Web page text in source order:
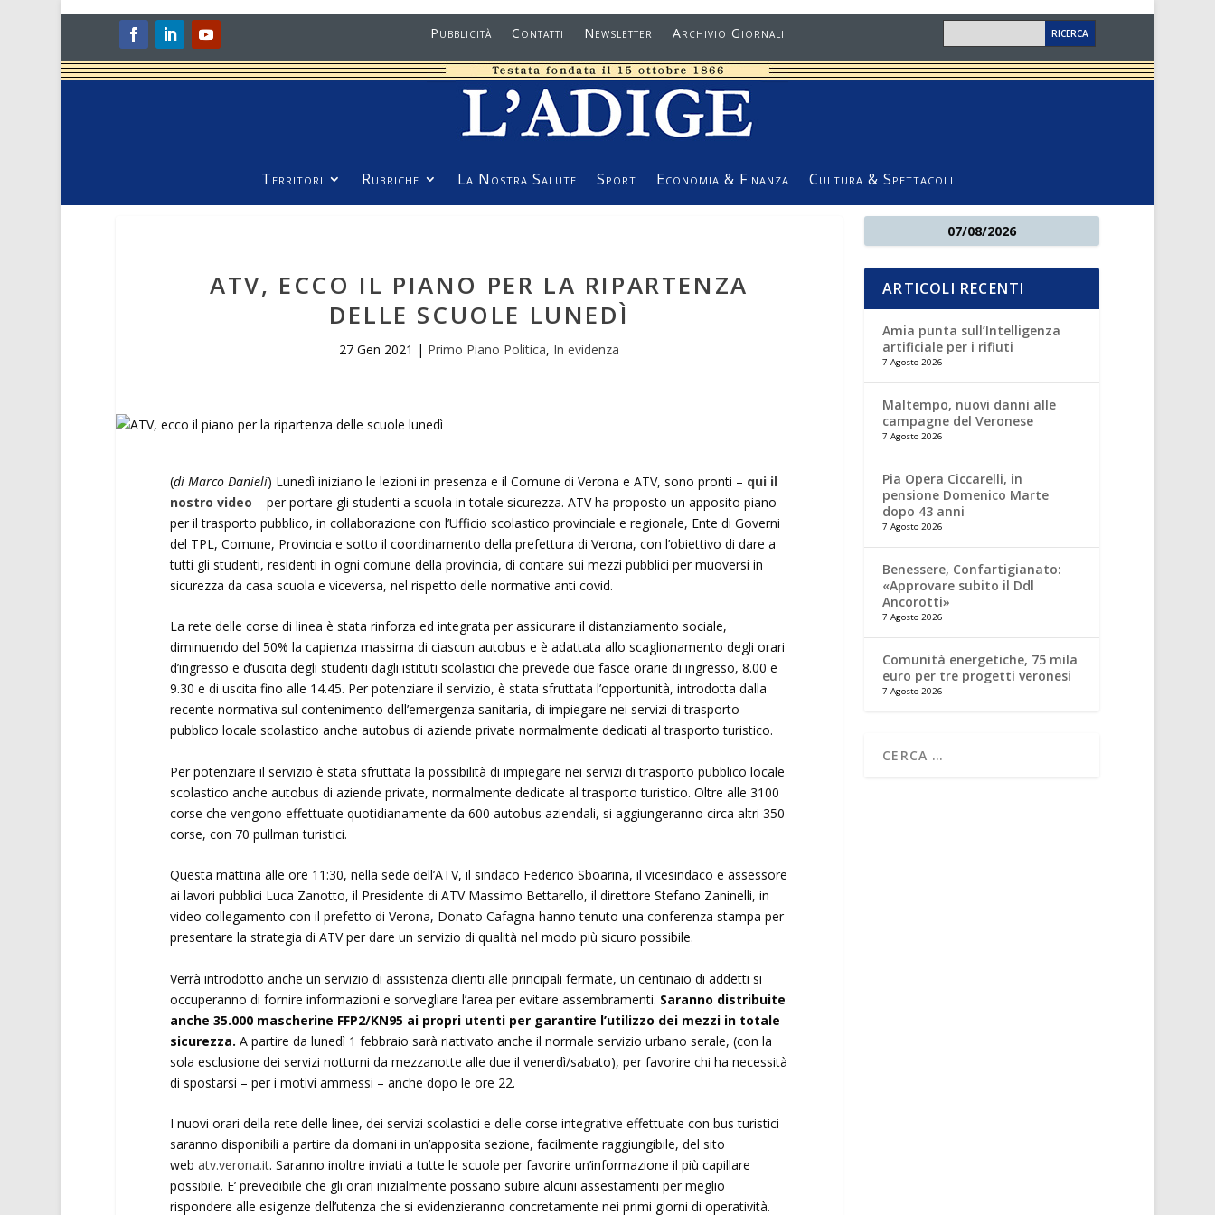
Pubblicità Contatti Newsletter Archivio Giornali
Territori Rubriche La Nostra Salute Sport Economia & Finanza Cultura & Spettacoli
ATV, ECCO IL PIANO PER LA RIPARTENZA
DELLE SCUOLE LUNEDÌ
27 Gen 2021 | Primo Piano Politica, In evidenza
(di Marco Danieli) Lunedì iniziano le lezioni in presenza e il Comune di Verona e ATV, sono pronti – qui il
nostro video – per portare gli studenti a scuola in totale sicurezza. ATV ha proposto un apposito piano
per il trasporto pubblico, in collaborazione con l’Ufficio scolastico provinciale e regionale, Ente di Governi
del TPL, Comune, Provincia e sotto il coordinamento della prefettura di Verona, con l’obiettivo di dare a
tutti gli studenti, residenti in ogni comune della provincia, di contare sui mezzi pubblici per muoversi in
sicurezza da casa scuola e viceversa, nel rispetto delle normative anti covid.
La rete delle corse di linea è stata rinforza ed integrata per assicurare il distanziamento sociale,
diminuendo del 50% la capienza massima di ciascun autobus e è adattata allo scaglionamento degli orari
d’ingresso e d’uscita degli studenti dagli istituti scolastici che prevede due fasce orarie di ingresso, 8.00 e
9.30 e di uscita fino alle 14.45. Per potenziare il servizio, è stata sfruttata l’opportunità, introdotta dalla
recente normativa sul contenimento dell’emergenza sanitaria, di impiegare nei servizi di trasporto
pubblico locale scolastico anche autobus di aziende private normalmente dedicati al trasporto turistico.
Per potenziare il servizio è stata sfruttata la possibilità di impiegare nei servizi di trasporto pubblico locale
scolastico anche autobus di aziende private, normalmente dedicate al trasporto turistico. Oltre alle 3100
corse che vengono effettuate quotidianamente da 600 autobus aziendali, si aggiungeranno circa altri 350
corse, con 70 pullman turistici.
Questa mattina alle ore 11:30, nella sede dell’ATV, il sindaco Federico Sboarina, il vicesindaco e assessore
ai lavori pubblici Luca Zanotto, il Presidente di ATV Massimo Bettarello, il direttore Stefano Zaninelli, in
video collegamento con il prefetto di Verona, Donato Cafagna hanno tenuto una conferenza stampa per
presentare la strategia di ATV per dare un servizio di qualità nel modo più sicuro possibile.
Verrà introdotto anche un servizio di assistenza clienti alle principali fermate, un centinaio di addetti si
occuperanno di fornire informazioni e sorvegliare l’area per evitare assembramenti. Saranno distribuite
anche 35.000 mascherine FFP2/KN95 ai propri utenti per garantire l’utilizzo dei mezzi in totale
sicurezza. A partire da lunedì 1 febbraio sarà riattivato anche il normale servizio urbano serale, (con la
sola esclusione dei servizi notturni da mezzanotte alle due il venerdì/sabato), per favorire chi ha necessità
di spostarsi – per i motivi ammessi – anche dopo le ore 22.
I nuovi orari della rete delle linee, dei servizi scolastici e delle corse integrative effettuate con bus turistici
saranno disponibili a partire da domani in un’apposita sezione, facilmente raggiungibile, del sito
web atv.verona.it. Saranno inoltre inviati a tutte le scuole per favorire un’informazione il più capillare
possibile. E’ prevedibile che gli orari inizialmente possano subire alcuni assestamenti per meglio
rispondere alle esigenze dell’utenza che si evidenzieranno concretamente nei primi giorni di operatività.
07/08/2026
ARTICOLI RECENTI
Amia punta sull’Intelligenza
artificiale per i rifiuti
7 Agosto 2026
Maltempo, nuovi danni alle
campagne del Veronese
7 Agosto 2026
Pia Opera Ciccarelli, in
pensione Domenico Marte
dopo 43 anni
7 Agosto 2026
Benessere, Confartigianato:
«Approvare subito il Ddl
Ancorotti»
7 Agosto 2026
Comunità energetiche, 75 mila
euro per tre progetti veronesi
7 Agosto 2026